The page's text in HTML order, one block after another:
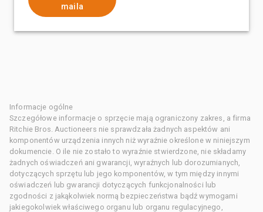
maila
Informacje ogólne
Szczegółowe informacje o sprzęcie mają ograniczony zakres, a firma
Ritchie Bros. Auctioneers nie sprawdzała żadnych aspektów ani
komponentów urządzenia innych niż wyraźnie określone w niniejszym
dokumencie. O ile nie zostało to wyraźnie stwierdzone, nie składamy
żadnych oświadczeń ani gwarancji, wyraźnych lub dorozumianych,
dotyczących sprzętu lub jego komponentów, w tym między innymi
oświadczeń lub gwarancji dotyczących funkcjonalności lub
zgodności z jakąkolwiek normą bezpieczeństwa bądź wymogami
jakiegokolwiek właściwego organu lub organu regulacyjnego,